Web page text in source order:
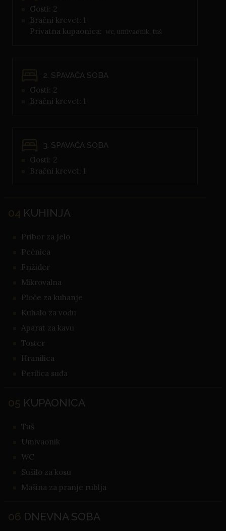
Gosti: 2
Bračni krevet: 1
Privatna kupaonica: wc, umivaonik, tuš
2. SPAVAĆA SOBA
Gosti: 2
Bračni krevet: 1
3. SPAVAĆA SOBA
Gosti: 2
Bračni krevet: 1
04 KUHINJA
Pribor za jelo
Pećnica
Frižider
Mikrovalna
Ploče za kuhanje
Kuhalo za vodu
Aparat za kavu
Toster
Hranilica
Perilica suđa
05 KUPAONICA
Tuš
Umivaonik
WC
Sušilo za kosu
Mašina za pranje rublja
06 DNEVNA SOBA